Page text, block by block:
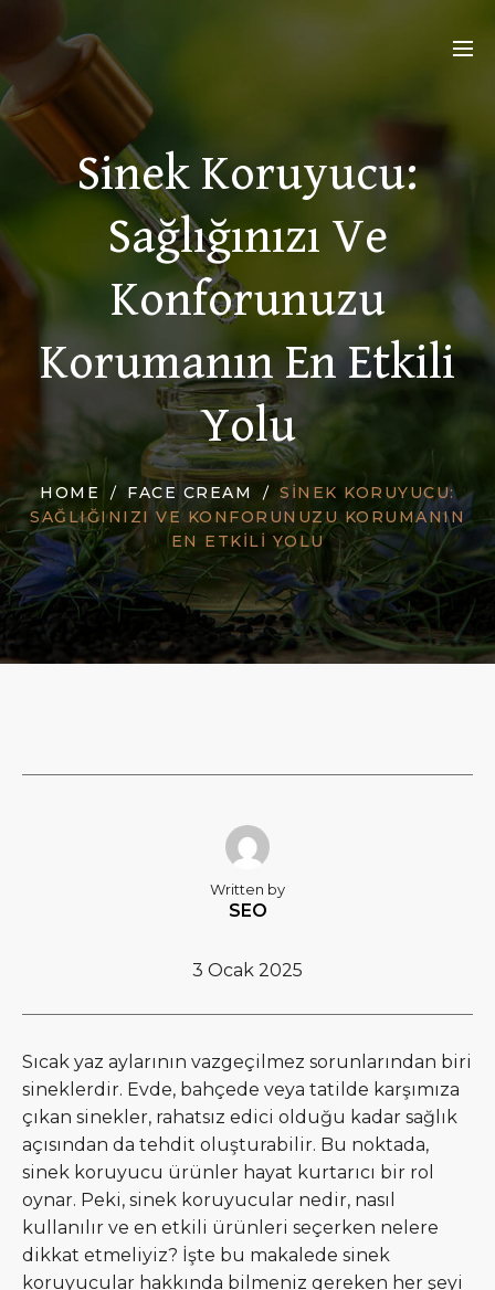
Sinek Koruyucu:
Sağlığınızı Ve
Konforunuzu
Korumanın En Etkili
Yolu
HOME FACE CREAM
SINEK KORUYUCU:
SAĞLIĞINIZI VE KONFORUNUZU KORUMANIN
EN ETKILI YOLU
Written by
SEO
3 Ocak 2025
Sıcak yaz aylarının vazgeçilmez sorunlarından biri
sineklerdir. Evde, bahçede veya tatilde karşımıza
çıkan sinekler, rahatsız edici olduğu kadar sağlık
açısından da tehdit oluşturabilir. Bu noktada,
sinek koruyucu ürünler hayat kurtarıcı bir rol
oynar. Peki, sinek koruyucular nedir, nasıl
kullanılır ve en etkili ürünleri seçerken nelere
dikkat etmeliyiz? İşte bu makalede sinek
koruyucular hakkında bilmeniz gereken her şeyi